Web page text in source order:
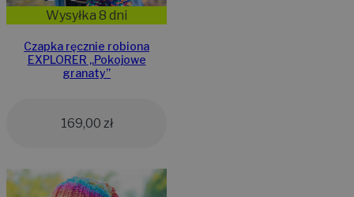
Wysyłka 8 dni
Czapka ręcznie robiona
EXPLORER „Pokojowe
granaty”
169,00 zł